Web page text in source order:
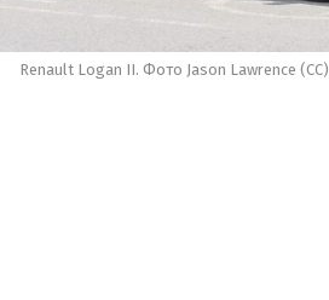
Renault Logan II. Фото Jason Lawrence (CC)